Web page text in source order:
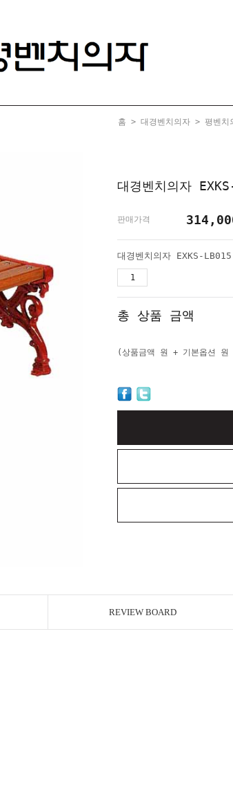
홈 > 대경벤치의자 > 평벤치
대경벤치의자
판매가격
대경벤치의자 EXKS-
총 상품 금액
(상품금액 원 + 기본옵션 원
REVIEW BOARD